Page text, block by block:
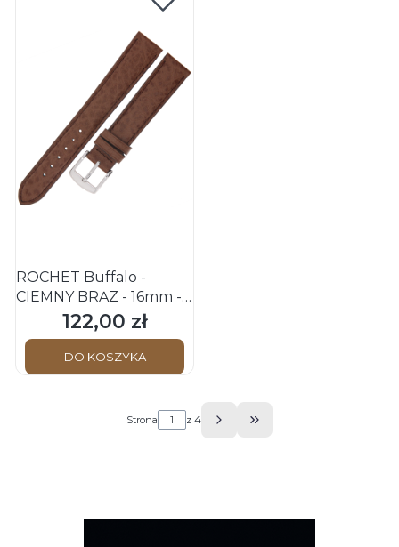
ROCHET Buffalo -
CIEMNY BRĄZ - 16mm -
Skórzany pasek do
zegarka
Cena
122,00 zł
DO KOSZYKA
Strona z 4
Przejdź do ostatniej